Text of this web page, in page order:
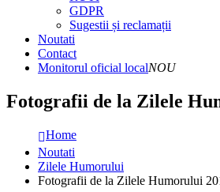
GDPR
Sugestii și reclamații
Noutati
Contact
Monitorul oficial localNOU
Fotografii de la Zilele
Home
Noutati
Zilele Humorului
Fotografii de la Zilele Humorului